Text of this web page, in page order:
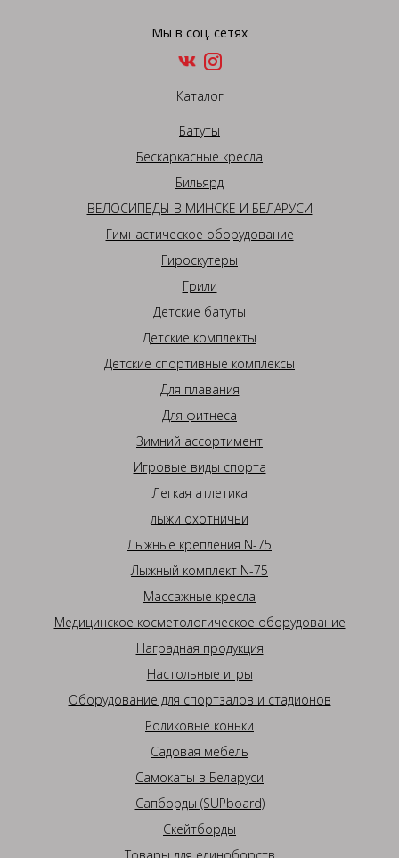
Мы в соц. сетях
Каталог
Батуты
Бескаркасные кресла
Бильярд
ВЕЛОСИПЕДЫ В МИНСКЕ И БЕЛАРУСИ
Гимнастическое оборудование
Гироскутеры
Грили
Детские батуты
Детские комплекты
Детские спортивные комплексы
Для плавания
Для фитнеса
Зимний ассортимент
Игровые виды спорта
Легкая атлетика
лыжи охотничьи
Лыжные крепления N-75
Лыжный комплект N-75
Массажные кресла
Медицинское косметологическое оборудование
Наградная продукция
Настольные игры
Оборудование для спортзалов и стадионов
Роликовые коньки
Садовая мебель
Самокаты в Беларуси
Сапборды (SUPboard)
Скейтборды